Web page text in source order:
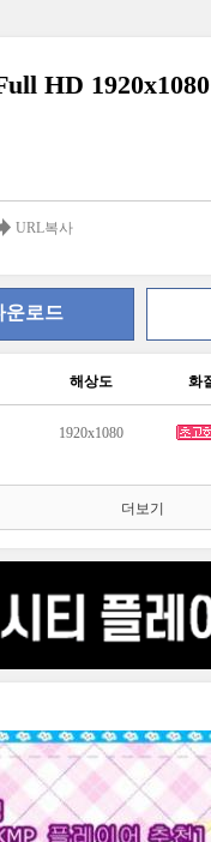
HD
URL복사
운로드
해상도 화
1920x1080
더보기